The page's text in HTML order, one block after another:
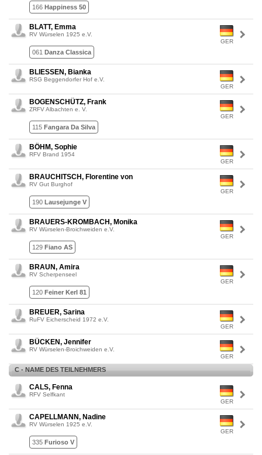
166 Happiness 50
GER
BLATT, Emma
RV Würselen 1925 e.V.
061 Danza Classica
GER
BLIESSEN, Bianka
RSG Beggendorfer Hof e.V.
GER
BOGENSCHÜTZ, Frank
ZRFV Albachten e. V.
115 Fangara Da Silva
GER
BÖHM, Sophie
RFV Brand 1954
GER
BRAUCHITSCH, Florentine von
RV Gut Burghof
190 Lausejunge V
GER
BRAUERS-KROMBACH, Monika
RV Würselen-Broichweiden e.V.
129 Fiano AS
GER
BRAUN, Amira
RV Scherpenseel
120 Feiner Kerl 81
GER
BREUER, Sarina
RuFV Eicherscheid 1972 e.V.
GER
BÜCKEN, Jennifer
RV Würselen-Broichweiden e.V.
C - NAME DES TEILNEHMERS
GER
CALS, Fenna
RFV Selfkant
GER
CAPELLMANN, Nadine
RV Würselen 1925 e.V.
335 Furioso V